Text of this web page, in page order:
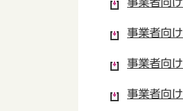
事業者向
事業者向
事業者向